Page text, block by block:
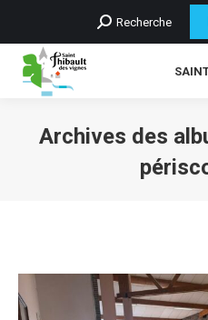
Recherche
Recherche
Archives des